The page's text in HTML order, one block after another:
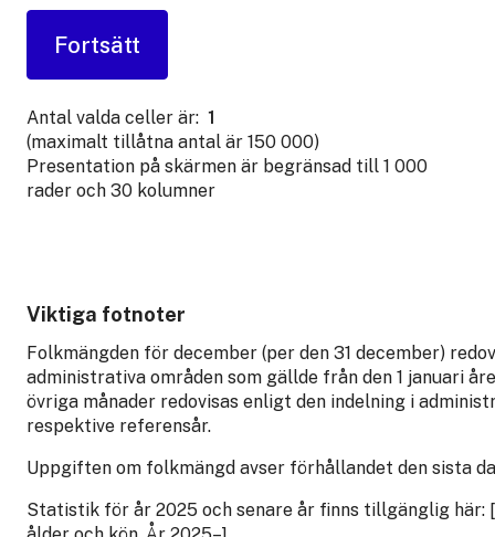
Antal valda celler är: 1
(maximalt tillåtna antal är 150 000)
Presentation på skärmen är begränsad till 1 000
rader och 30 kolumner
Viktiga fotnoter
Folkmängden för december (per den 31 december)
administrativa områden som gällde från den 1 januari
övriga månader redovisas enligt den indelning i
respektive referensår.
Uppgiften om folkmängd avser förhållandet den sista
Statistik för år 2025 och senare år finns tillgänglig här: